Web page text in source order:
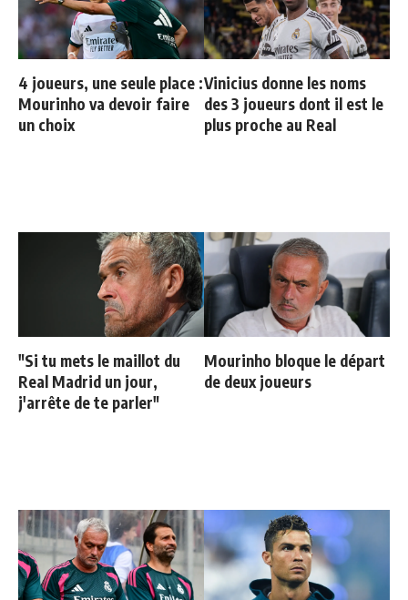
4 joueurs, une seule place :
Mourinho va devoir faire
un choix
Vinicius donne les noms
des 3 joueurs dont il est le
plus proche au Real
"Si tu mets le maillot du
Real Madrid un jour,
j'arrête de te parler"
Mourinho bloque le départ
de deux joueurs